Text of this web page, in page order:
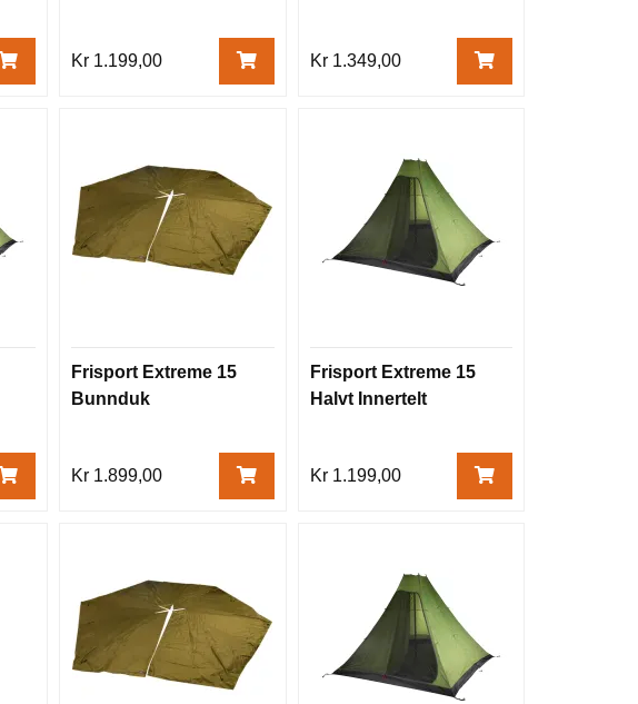
Kr 1.199,00 Kr 1.349,00
Frisport Extreme 15
Bunnduk
Kr 1.899,00
Frisport Extreme 15
Halvt Innertelt
Kr 1.199,00